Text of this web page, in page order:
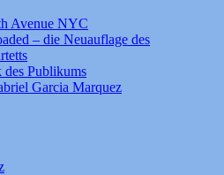
Avenue NYC
– die Neuauflage des
des Publikums
Garcia Marquez